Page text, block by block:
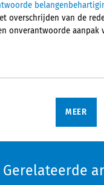
overschrijden van de
onverantwoorde aanpak
MEER
Gerelateerde